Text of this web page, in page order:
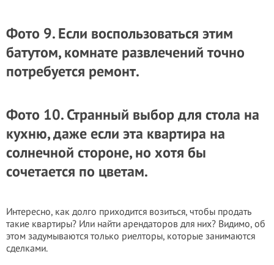
Фото 9. Если воспользоваться этим
батутом, комнате развлечений точно
потребуется ремонт.
Фото 10. Странный выбор для стола на
кухню, даже если эта квартира на
солнечной стороне, но хотя бы
сочетается по цветам.
Интересно, как долго приходится возиться, чтобы продать
такие квартиры? Или найти арендаторов для них? Видимо, об
этом задумываются только риелторы, которые занимаются
сделками.